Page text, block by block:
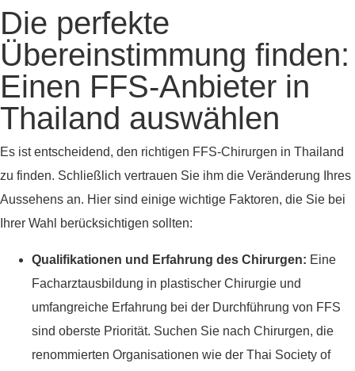
Die perfekte
Übereinstimmung finden:
Einen FFS-Anbieter in
Thailand auswählen
Es ist entscheidend, den richtigen FFS-Chirurgen in Thailand
zu finden. Schließlich vertrauen Sie ihm die Veränderung Ihres
Aussehens an. Hier sind einige wichtige Faktoren, die Sie bei
Ihrer Wahl berücksichtigen sollten:
Qualifikationen und Erfahrung des Chirurgen: Eine
Facharztausbildung in plastischer Chirurgie und
umfangreiche Erfahrung bei der Durchführung von FFS
sind oberste Priorität. Suchen Sie nach Chirurgen, die
renommierten Organisationen wie der Thai Society of